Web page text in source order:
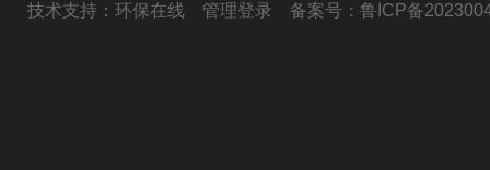
技术支持： 环保在线 管理登录 备案号： 鲁ICP备